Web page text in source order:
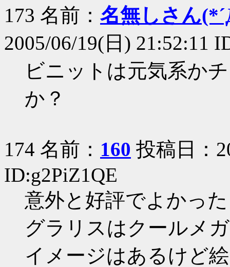
173 名前： 名無しさん
2005/06/19(日) 21:52:11
ビニットは元気系か
か？
174 名前： 160 投稿日：
ID:g2PiZ1QE
意外と好評でよかっ
グラリスはクールメ
イメージはあるけど